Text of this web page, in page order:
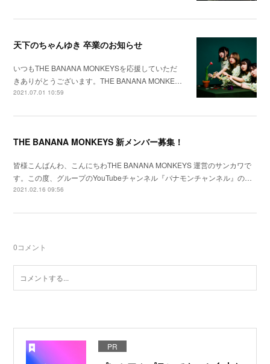
天下のちゃんゆき 卒業のお知らせ
いつもTHE BANANA MONKEYSを応援していただ
きありがとうございます。THE BANANA MONKE…
2021.07.01 10:59
THE BANANA MONKEYS 新メンバー募集！
皆様こんばんわ、こんにちわTHE BANANA MONKEYS 運営のサンカワで
す。この度、グループのYouTubeチャンネル『バナモンチャンネル』の…
2021.02.16 09:56
0コメント
PR